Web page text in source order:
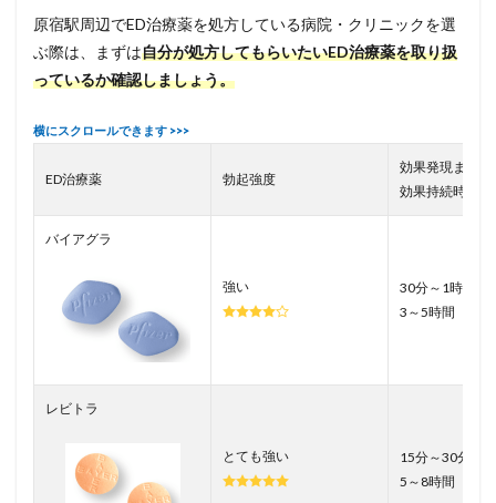
原宿駅周辺でED治療薬を処方している病院・クリニックを選
ぶ際は、まずは自分が処方してもらいたいED治療薬を取り扱
っているか確認しましょう。
ED治療薬 勃起強度
効果発現まで／
効果持続時間
バイアグラ
強い
30分～1時間／
3～5時間
レビトラ
とても強い
15分～30分／
5～8時間